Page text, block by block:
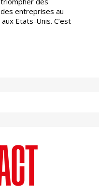
entreprises au
Etats-Unis. C’est